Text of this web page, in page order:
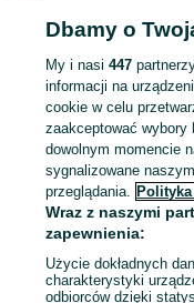
sprzedającym
Zaloguj się / Załóż
Wyślij
Dbamy o
My i nasi447
informacji na
cookie w celu
zaakceptować
dowolnym momencie
sygnalizowane
przeglądania.
Wraz z naszymi
zapewnienia:
Użycie dokładnych
charakterystyki
odbiorców dzięki